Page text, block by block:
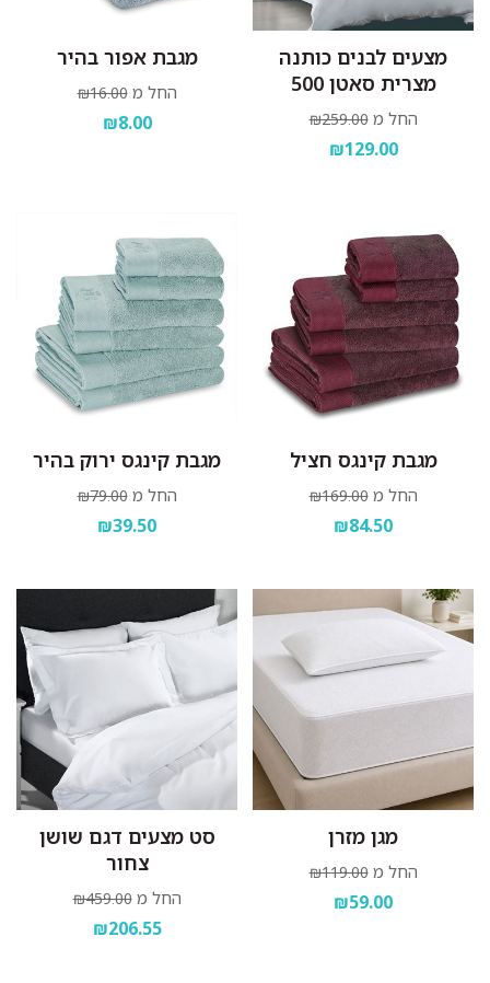
מצעים לבנים כותנה
מצרית סאטן 500
החל מ ₪259.00
₪129.00
מגבת אפור בהיר
החל מ ₪16.00
₪8.00
מגבת קינגס חציל
החל מ ₪169.00
₪84.50
מגבת קינגס ירוק בהיר
החל מ ₪79.00
₪39.50
מגן מזרן
החל מ ₪119.00
₪59.00
סט מצעים דגם שושן
צחור
החל מ ₪459.00
₪206.55